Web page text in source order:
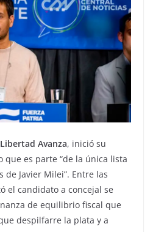
Avanza, inició su
que es parte “de la única lista
Javier Milei”. Entre las
el candidato a concejal se
de equilibrio fiscal que
despilfarre la plata y a